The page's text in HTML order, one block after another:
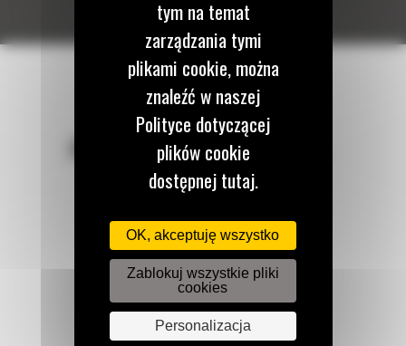
POZOSTAŃMY W KONTAKCIE
Zadzwoń do nas
122 100 122
tym na temat
zarządzania tymi
plikami cookie, można
znaleźć w naszej
Polityce dotyczącej
plików cookie
dostępnej tutaj.
OK, akceptuję wszystko
Zablokuj wszystkie pliki
cookies
Personalizacja